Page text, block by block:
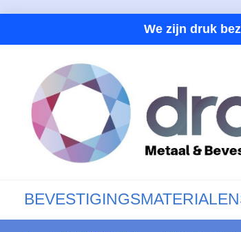
We zijn druk
BEVESTIGINGSMATERIALEN